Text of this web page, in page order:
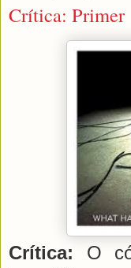
Crítica: Primer
Crítica: O